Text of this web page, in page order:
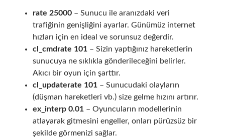
rate 25000– Sunucu ile aranızdaki veri
trafiğinin genişliğini ayarlar. Günümüz internet
hızları için en ideal ve sorunsuz değerdir.
cl_cmdrate 101– Sizin yaptığınız hareketlerin
sunucuya ne sıklıkla gönderileceğini belirler.
Akıcı bir oyun için şarttır.
cl_updaterate 101– Sunucudaki olayların
(düşman hareketleri vb.) size gelme hızını artırır.
ex_interp 0.01– Oyuncuların modellerinin
atlayarak gitmesini engeller, onları pürüzsüz bir
şekilde görmenizi sağlar.